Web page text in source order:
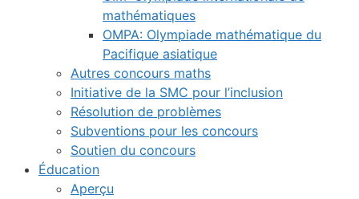
mathématiques
OMPA: Olympiade mathématique du
Pacifique asiatique
Autres concours maths
Initiative de la SMC pour l’inclusion
Résolution de problèmes
Subventions pour les concours
Soutien du concours
Éducation
Aperçu